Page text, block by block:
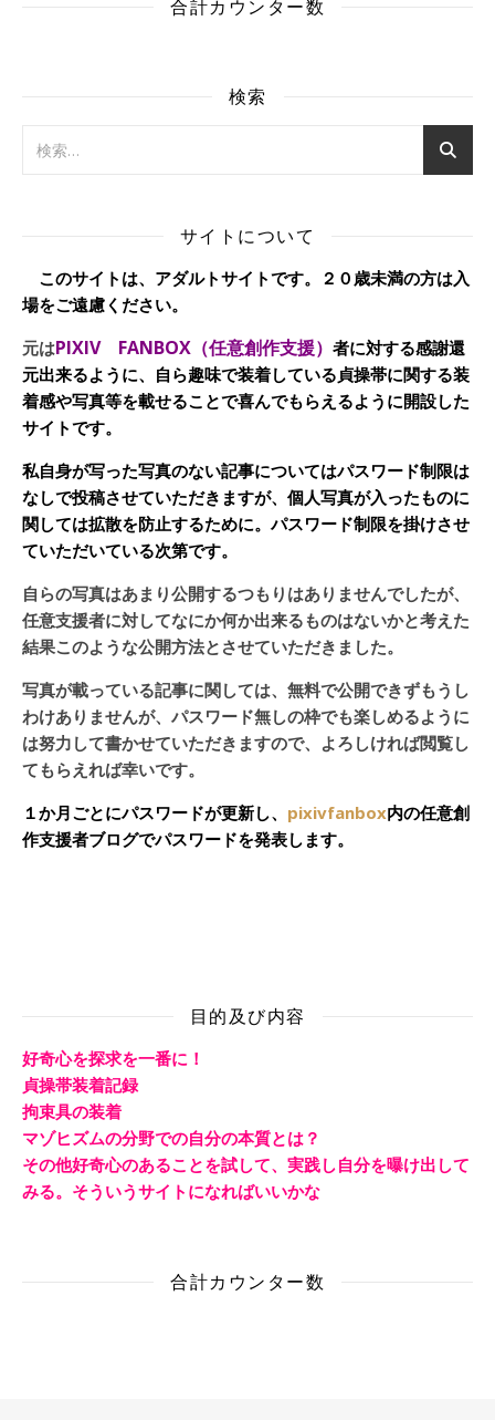
合計カウンター数
検索
サイトについて
このサイトは、アダルトサイトです。２０歳未満の方は入
場をご遠慮ください。
元はPIXIV FANBOX（任意創作支援） 者に対する感謝還
元出来るように、自ら趣味で装着している貞操帯に関する装
着感や写真等を載せることで喜んでもらえるように開設した
サイトです。
私自身が写った写真のない記事についてはパスワード制限は
なしで投稿させていただきますが、個人写真が入ったものに
関しては拡散を防止するために。パスワード制限を掛けさせ
ていただいている次第です。
自らの写真はあまり公開するつもりはありませんでしたが、
任意支援者に対してなにか何か出来るものはないかと考えた
結果このような公開方法とさせていただきました。
写真が載っている記事に関しては、無料で公開できずもうし
わけありませんが、パスワード無しの枠でも楽しめるように
は努力して書かせていただきますので、よろしければ閲覧し
てもらえれば幸いです。
１か月ごとにパスワードが更新し、 pixivfanbox内の任意創
作支援者ブログでパスワードを発表します。
目的及び内容
好奇心を探求を一番に！
貞操帯装着記録
拘束具の装着
マゾヒズムの分野での自分の本質とは？
その他好奇心のあることを試して、実践し自分を曝け出して
みる。そういうサイトになればいいかな
合計カウンター数